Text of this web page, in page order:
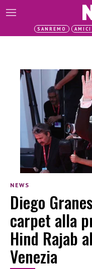
SANREMO
NEWS
Diego
carpet alla
Hind Rajab
Venezia